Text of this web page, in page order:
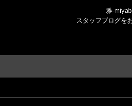
雅-
スタッフブログを